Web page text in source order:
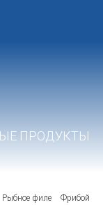
ПРОДУКТЫ
Рыбное филе Фрибой